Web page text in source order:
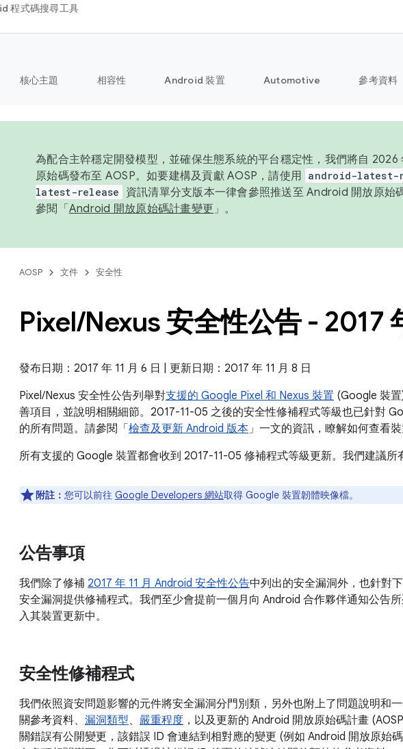
程式碼搜尋工具
核心主題 相容性 Android 裝置 Automotive 參考資料
為配合主幹穩定開發模型，並確保生態系統的平台穩定性，我們將自 2026
原始碼發布至 AOSP。如要建構及貢獻 AOSP，請使用 android-latest-
latest-release
資訊清單分支版本一律會參照推送至 Android 開放原始
參閱「 Android 開放原始碼計畫變更 」。
AOSP 文件 安全性
Pixel/Nexus 安全性公告 - 2017
發布日期：2017 年 11 月 6 日 | 更新日期：2017 年 11 月 8 日
Pixel/Nexus 安全性公告列舉對支援的 Google Pixel 和 Nexus 裝置 (Google 裝
善項目，並說明相關細節。2017-11-05 之後的安全性修補程式等級也已針對
的所有問題。請參閱「 檢查及更新 Android 版本」一文的資訊，瞭解如何查看
所有支援的 Google 裝置都會收到 2017-11-05 修補程式等級更新。我們建議所
附註： 您可以前往 Google Developers 網站取得 Google 裝置韌體映像檔。
公告事項
我們除了修補 2017 年 11 月 Android 安全性公告中列出的安全漏洞外，也針對
安全漏洞提供修補程式。我們至少會提前一個月向 Android 合作夥伴通知公告
入其裝置更新中。
安全性修補程式
我們依照資安問題影響的元件將安全漏洞分門別類，另外也附上了問題說明和
關參考資料、 漏洞類型、 嚴重程度 ，以及更新的 Android 開放原始碼計畫
關錯誤有公開變更，該錯誤 ID 會連結到相對應的變更 (例如 Android 開放原始